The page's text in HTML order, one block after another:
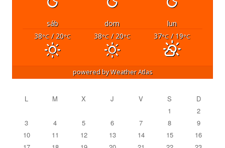
sáb dom
lun
38°C/ 20°C 38°C/ 20°C 37°C / 19°C
powered byWeather Atlas
L M X J V S
D
1
2
3
4 5 6 7 8
9
10
11 12 13 14 15
16